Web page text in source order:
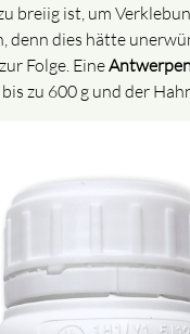
breiig ist, um
denn dies hätte
Folge. Eine
zu 600 g und der